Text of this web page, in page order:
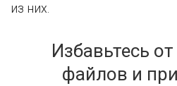
из них.
Избавьтесь
файлов и